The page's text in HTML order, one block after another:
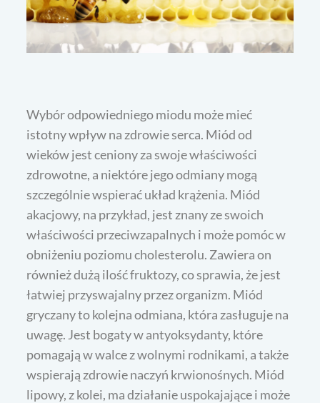
Wybór odpowiedniego miodu może mieć
istotny wpływ na zdrowie serca. Miód od
wieków jest ceniony za swoje właściwości
zdrowotne, a niektóre jego odmiany mogą
szczególnie wspierać układ krążenia. Miód
akacjowy, na przykład, jest znany ze swoich
właściwości przeciwzapalnych i może pomóc w
obniżeniu poziomu cholesterolu. Zawiera on
również dużą ilość fruktozy, co sprawia, że jest
łatwiej przyswajalny przez organizm. Miód
gryczany to kolejna odmiana, która zasługuje na
uwagę. Jest bogaty w antyoksydanty, które
pomagają w walce z wolnymi rodnikami, a także
wspierają zdrowie naczyń krwionośnych. Miód
lipowy, z kolei, ma działanie uspokajające i może